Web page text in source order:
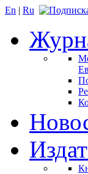
En | Ru